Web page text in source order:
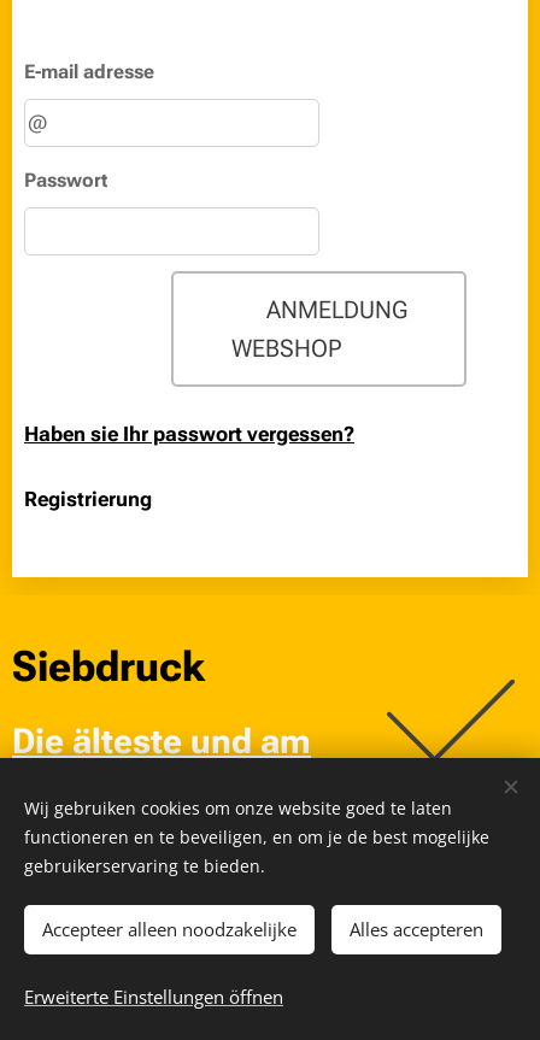
E-mail adresse
Passwort
👉 ANMELDUNG
WEBSHOP 🛒🛍️
Haben sie Ihr passwort vergessen?
Registrierung
Siebdruck
Die älteste und am
häufigsten
verwendete Art, Textilien zu
bedrucken.
Transferdruck
Wij gebruiken cookies om onze website goed te laten
functioneren en te beveiligen, en om je de best mogelijke
gebruikerservaring te bieden.
Accepteer alleen noodzakelijke Alles accepteren
Erweiterte Einstellungen öffnen